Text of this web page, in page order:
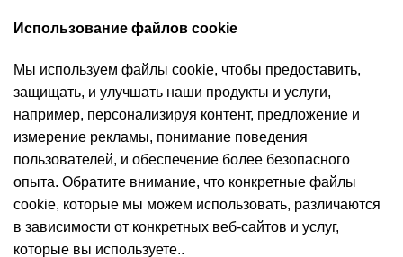
Использование файлов cookie
Мы используем файлы cookie, чтобы предоставить,
защищать, и улучшать наши продукты и услуги,
например, персонализируя контент, предложение и
измерение рекламы, понимание поведения
пользователей, и обеспечение более безопасного
опыта. Обратите внимание, что конкретные файлы
cookie, которые мы можем использовать, различаются
в зависимости от конкретных веб-сайтов и услуг,
которые вы используете..